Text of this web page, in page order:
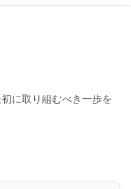
に取り組むべき一歩を